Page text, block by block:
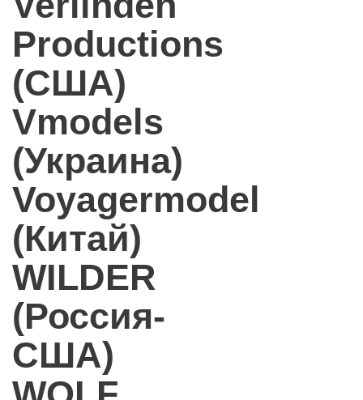
Productions
(США)
Vmodels
(Украина)
Voyagermodel
(Китай)
WILDER
(Россия-
США)